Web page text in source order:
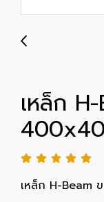
เหล็ก
เหล็ก H-Beam